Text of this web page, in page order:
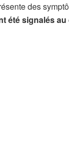
des
été signalés